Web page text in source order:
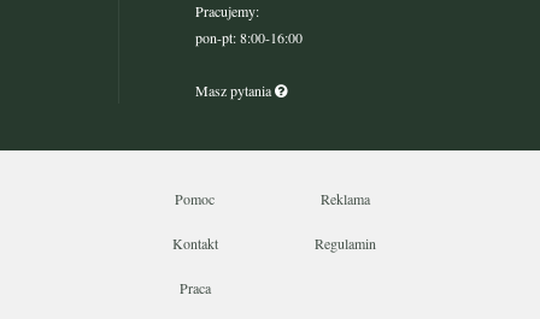
Pracujemy:
pon-pt: 8:00-16:00
Masz pytania
Pomoc Reklama
Kontakt Regulamin
Praca